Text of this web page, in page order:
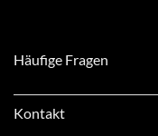
Häufige Fragen
Kontakt